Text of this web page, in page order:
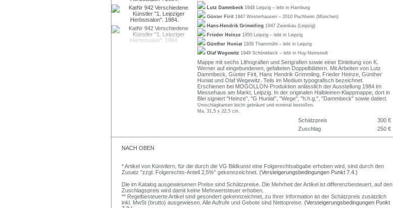
Lutz Dammbeck 1948 Leipzig – lebt in Hamburg
Günter Firit 1947 Westerhausen – 2010 Puchheim (München)
Hans-Hendrik Grimmling 1947 Zwenkau (Leipzig)
Frieder Heinze 1950 Leipzig – lebt in Leipzig
Günther Huniat 1939 Thammühl – lebt in Leipzig
Olaf Wegewitz 1949 Schönebeck – lebt in Huy-Neinstedt
Mappe mit sechs Lithografien und Serigrafien sowie einer Einleitung von K.
Werner auf eingebundenen, gefalteten Doppelblättern. Mit Arbeiten von Lutz
Dammbeck, Günter Firit, Hans Hendrik Grimmling, Frieder Heinze, Günther
Huniat und Olaf Wegewitz. Teils im Medium typografisch bezeichnet.
Erschienen bei MOGOLLON-Produktion anlässlich der Ausstellung 1984 im
Messehaus am Markt, Leipzig. In der originalen Halbleinen-Klappmappe, dort in
Blei signiert "Heinze", "G Huniat", "Wege", "h.h.g.", "Dammbeck" sowie datiert.
Umschlagkanten leicht gebräunt und minimal bestoßen.
Ma. 31,5 x 22,5 cm.
Schätzpreis
300 €
Zuschlag
250 €
NACH OBEN
* Artikel von Künstlern, für die durch die VG Bildkunst eine Folgerechtsabgabe erhoben wird, sind durch den
Zusatz "zzgl. Folgerechts-Anteil 2,5%" gekennzeichnet. (Versteigerungsbedingungen Punkt 7.4.)
Die im Katalog ausgewiesenen Preise sind Schätzpreise. Die Mehrheit der Artikel ist differenzbesteuert, auf den
Zuschlagspreis wird damit keine Mehrwertsteuer erhoben.
** Regelbesteuerte Artikel sind gesondert gekennzeichnet, zu Ihrer Information ist der Schätzpreis zusätzlich
inkl. MwSt (brutto) ausgewiesen. Alle Aufrufe und Gebote sind Nettopreise. (Versteigerungsbedingungen Punkt